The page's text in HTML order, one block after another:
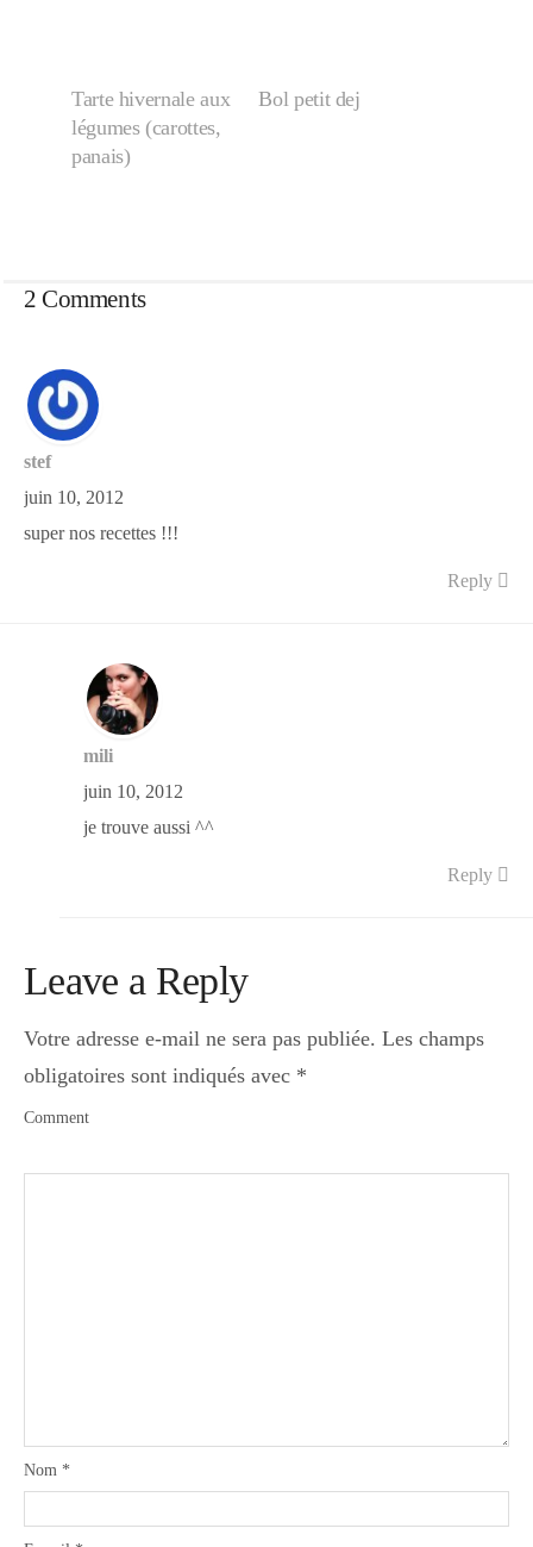
Tarte hivernale aux
légumes (carottes,
panais)
Bol petit dej
2 Comments
stef
juin 10, 2012
super nos recettes !!!
Reply
mili
juin 10, 2012
je trouve aussi ^^
Reply
Leave a Reply
Votre adresse e-mail ne sera pas publiée. Les champs
obligatoires sont indiqués avec *
Comment
Nom *